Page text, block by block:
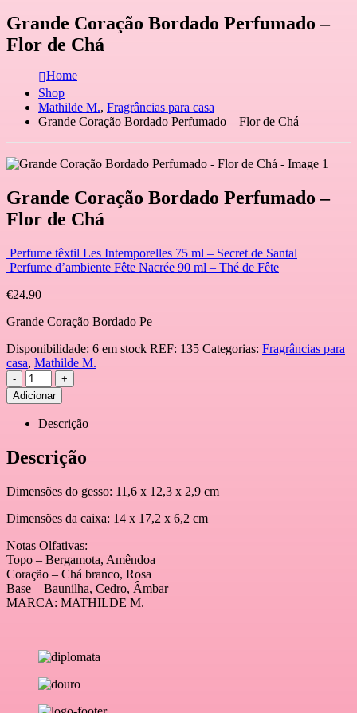
Grande Coração Bordado Perfumado –
Flor de Chá
Home
Shop
Mathilde M., Fragrâncias para casa
Grande Coração Bordado Perfumado – Flor de Chá
Grande Coração Bordado Perfumado –
Flor de Chá
Perfume têxtil Les Intemporelles 75 ml – Secret de Santal
Perfume d’ambiente Fête Nacrée 90 ml – Thé de Fête
€24.90
Grande Coração Bordado Pe
Disponibilidade: 6 em stock REF: 135 Categorias: Fragrâncias para
casa, Mathilde M.
-
+
Adicionar
Descrição
Descrição
Dimensões do gesso: 11,6 x 12,3 x 2,9 cm
Dimensões da caixa: 14 x 17,2 x 6,2 cm
Notas Olfativas:
Topo – Bergamota, Amêndoa
Coração – Chá branco, Rosa
Base – Baunilha, Cedro, Âmbar
MARCA: MATHILDE M.